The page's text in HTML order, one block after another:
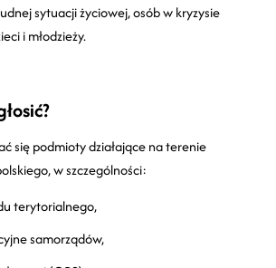
sytuacji życiowej, osób w kryzysie
i młodzieży.
się podmioty działające na terenie
w szczególności:
terytorialnego,
samorządów,